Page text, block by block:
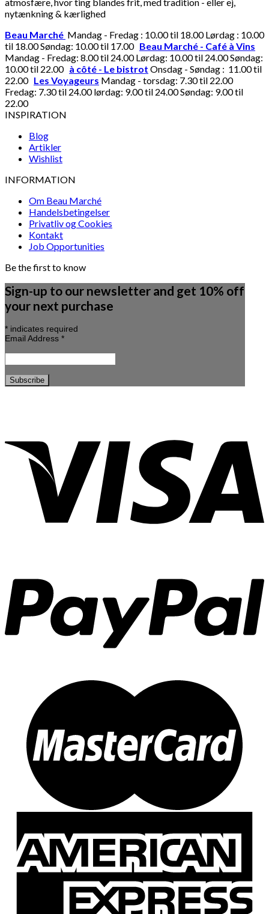
nytænkning & kærlighed
Beau Marché Mandag - Fredag : 10.00 til 18.00 Lørdag : 10.00
til 18.00 Søndag: 10.00 til 17.00 Beau Marché - Café à Vins
Mandag - Fredag: 8.00 til 24.00 Lørdag: 10.00 til 24.00 Søndag:
10.00 til 22.00 à côté - Le bistrot Onsdag - Søndag : 11.00 til
22.00 Les Voyageurs Mandag - torsdag: 7.30 til 22.00
Fredag: 7.30 til 24.00 lørdag: 9.00 til 24.00 Søndag: 9.00 til
22.00
INSPIRATION
Blog
Artikler
Wishlist
INFORMATION
Om Beau Marché
Handelsbetingelser
Privatliv og Cookies
Kontakt
Job Opportunities
Be the first to know
Sign-up to our newsletter and get 10% off
your next purchase
* indicates required
Email Address *